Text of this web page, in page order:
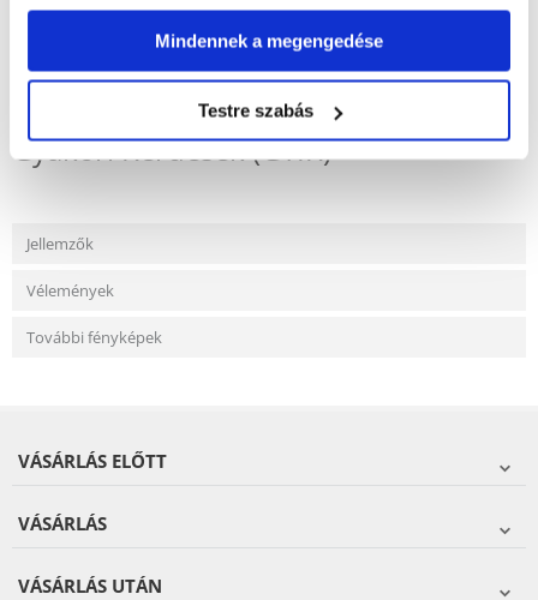
Mindennek a megengedése
Testre szabás
Gyakori Kérdések (GYIK)
Jellemzők
Vélemények
További fényképek
VÁSÁRLÁS ELŐTT
VÁSÁRLÁS
VÁSÁRLÁS UTÁN